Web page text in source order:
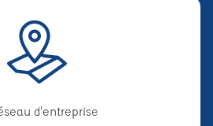
d'entreprise